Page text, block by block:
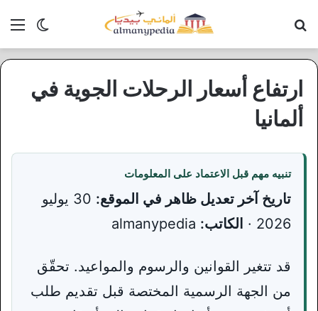
الوضع
ارتفاع أسعار الرحلات الجوية في
ألمانيا
تنبيه مهم قبل الاعتماد على المعلومات
تاريخ آخر تعديل ظاهر في الموقع:
30 يوليو
2026 ·
الكاتب:
قد تتغير القوانين والرسوم والمواعيد. تحقّق
من الجهة الرسمية المختصة قبل تقديم طلب